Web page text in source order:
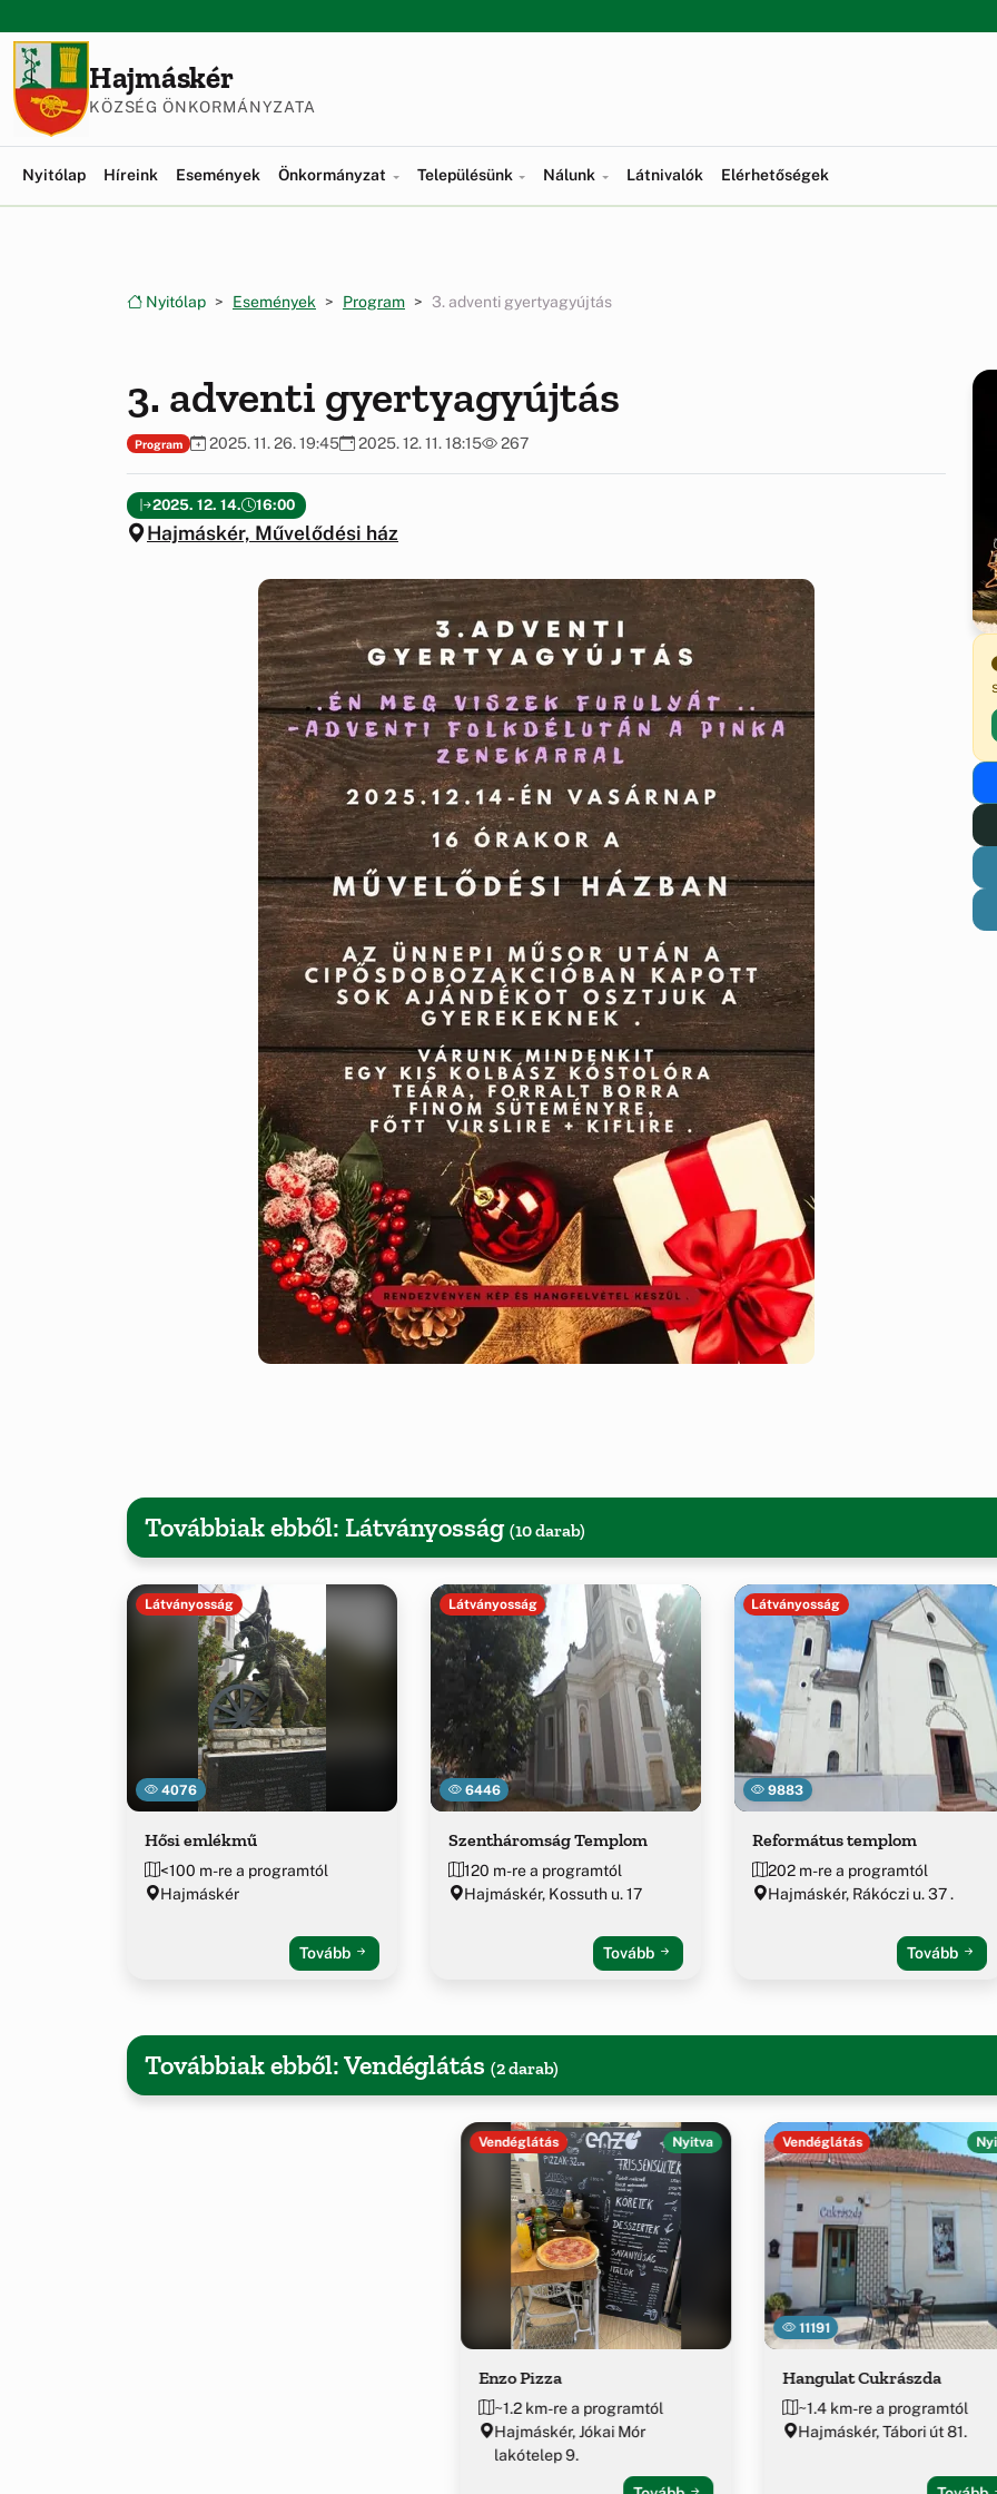
Hajmáskér
KÖZSÉG ÖNKORMÁNYZATA
Nyitólap Híreink Események Önkormányzat Településünk Nálunk Látnivalók Elérhetőségek
Nyitólap Események Program 3. adventi gyertyagyújtás
3. adventi gyertyagyújtás
Program 2025. 11. 26. 19:45 2025. 12. 11. 18:15 267
2025. 12. 14. 16:00
Hajmáskér, Művelődési ház
Továbbiak ebből: Látványosság (10 darab)
4076
Látványosság
Hősi emlékmű
<100 m-re a programtól
Hajmáskér
Tovább
6446
Látványosság
Szentháromság Templom
120 m-re a programtól
Hajmáskér, Kossuth u. 17
Tovább
9883
Látványosság
Református templom
202 m-re a programtól
Hajmáskér, Rákóczi u. 37 .
Tovább
Továbbiak ebből: Vendéglátás (2 darab)
Vendéglátás Nyitva
Enzo Pizza
~1.2 km-re a programtól
Hajmáskér, Jókai Mór
lakótelep 9.
11191
Vendéglátás
Hangulat Cukrászda
~1.4 km-re a programtól
Hajmáskér, Tábori út 81.